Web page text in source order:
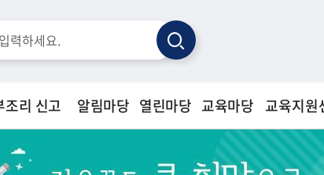
검
리 신고 알림마당 열린마당 교육마당 교육지원